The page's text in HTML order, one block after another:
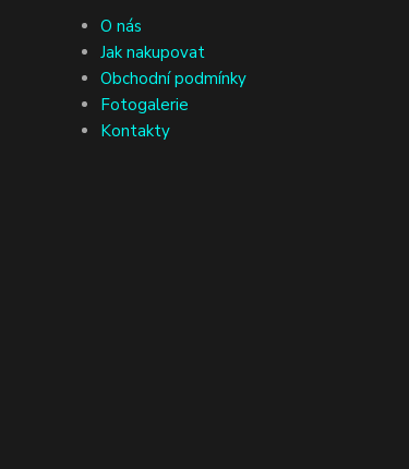
O nás
Jak nakupovat
Obchodní podmínky
Fotogalerie
Kontakty